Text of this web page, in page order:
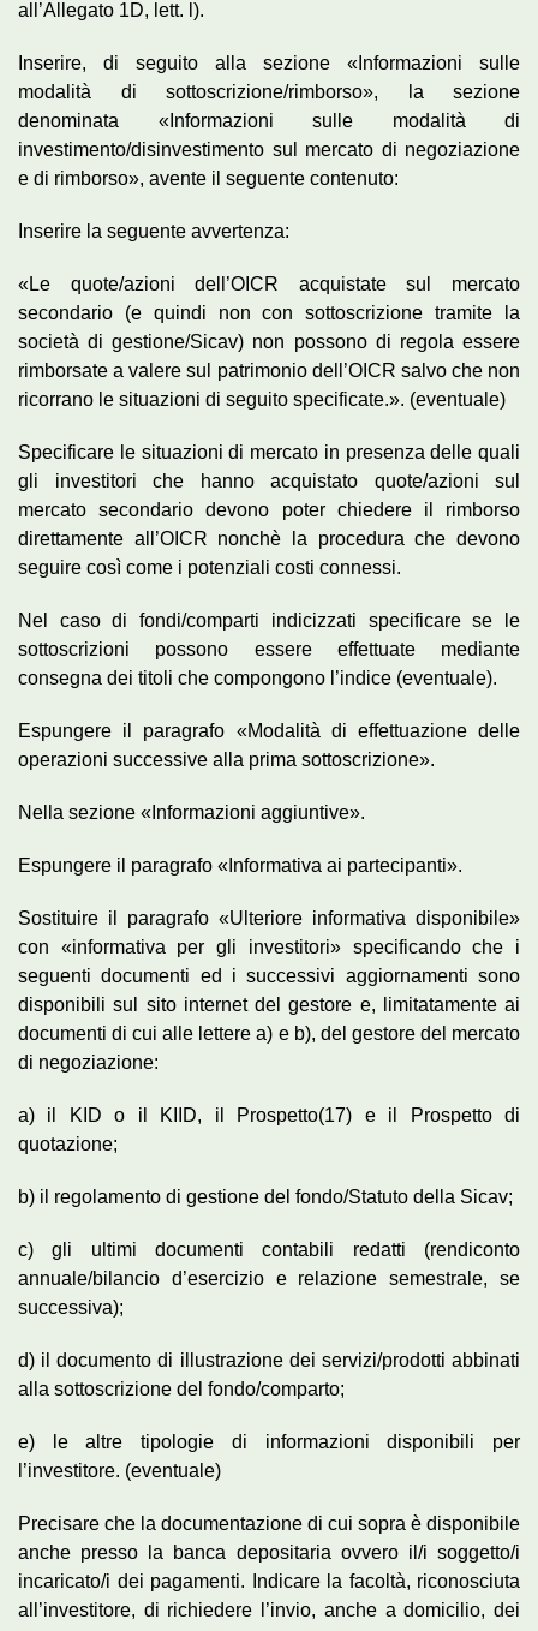
all’Allegato 1D, lett. l).
Inserire, di seguito alla sezione «Informazioni sulle
modalità di sottoscrizione/rimborso», la sezione
denominata «Informazioni sulle modalità di
investimento/disinvestimento sul mercato di negoziazione
e di rimborso», avente il seguente contenuto:
Inserire la seguente avvertenza:
«Le quote/azioni dell’OICR acquistate sul mercato
secondario (e quindi non con sottoscrizione tramite la
società di gestione/Sicav) non possono di regola essere
rimborsate a valere sul patrimonio dell’OICR salvo che non
ricorrano le situazioni di seguito specificate.». (eventuale)
Specificare le situazioni di mercato in presenza delle quali
gli investitori che hanno acquistato quote/azioni sul
mercato secondario devono poter chiedere il rimborso
direttamente all’OICR nonchè la procedura che devono
seguire così come i potenziali costi connessi.
Nel caso di fondi/comparti indicizzati specificare se le
sottoscrizioni possono essere effettuate mediante
consegna dei titoli che compongono l’indice (eventuale).
Espungere il paragrafo «Modalità di effettuazione delle
operazioni successive alla prima sottoscrizione».
Nella sezione «Informazioni aggiuntive».
Espungere il paragrafo «Informativa ai partecipanti».
Sostituire il paragrafo «Ulteriore informativa disponibile»
con «informativa per gli investitori» specificando che i
seguenti documenti ed i successivi aggiornamenti sono
disponibili sul sito internet del gestore e, limitatamente ai
documenti di cui alle lettere a) e b), del gestore del mercato
di negoziazione:
a) il KID o il KIID, il Prospetto(17) e il Prospetto di
quotazione;
b) il regolamento di gestione del fondo/Statuto della Sicav;
c) gli ultimi documenti contabili redatti (rendiconto
annuale/bilancio d’esercizio e relazione semestrale, se
successiva);
d) il documento di illustrazione dei servizi/prodotti abbinati
alla sottoscrizione del fondo/comparto;
e) le altre tipologie di informazioni disponibili per
l’investitore. (eventuale)
Precisare che la documentazione di cui sopra è disponibile
anche presso la banca depositaria ovvero il/i soggetto/i
incaricato/i dei pagamenti. Indicare la facoltà, riconosciuta
all’investitore, di richiedere l’invio, anche a domicilio, dei